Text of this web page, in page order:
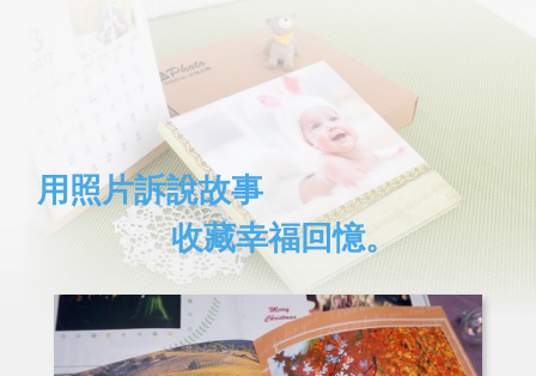
用照片訴說故事
收藏幸福回憶。